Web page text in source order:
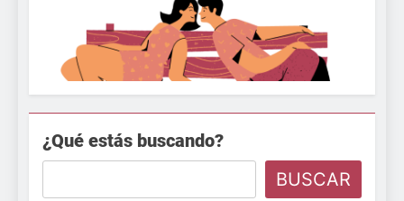
¿Qué estás buscando?
BUSCAR